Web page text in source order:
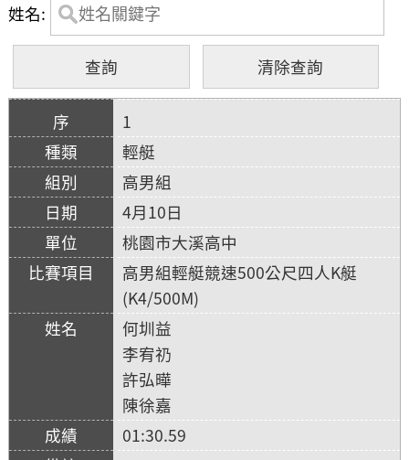
姓名:
1
輕艇
高男組
4月10日
桃園市大溪高中
高男組輕艇競速500公尺四人K艇
(K4/500M)
何圳益
李宥礽
許弘曄
陳徐嘉
01:30.59